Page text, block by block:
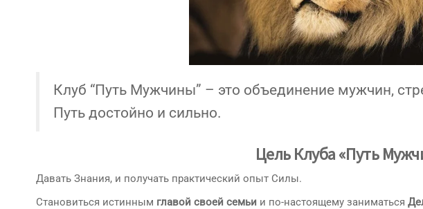
Клуб “Путь Мужчины” – это объединение мужчин,
Путь достойно и сильно.
Цель Клуба «Путь
Давать Знания, и получать практический опыт Силы.
Становиться истинным главой своей семьи и по-настоящему заниматься